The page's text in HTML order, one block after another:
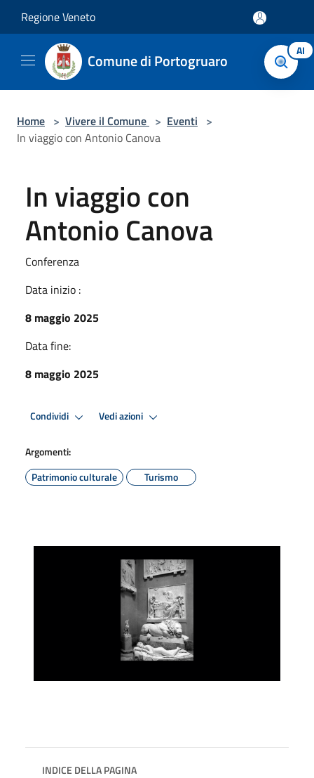
Regione Veneto
Comune di Portogruaro AI
Home > Vivere il Comune > Eventi >
In viaggio con Antonio Canova
In viaggio con
Antonio Canova
Conferenza
Data inizio :
8 maggio 2025
Data fine:
8 maggio 2025
Condividi Vedi azioni
Argomenti:
Patrimonio culturale
Turismo
INDICE DELLA PAGINA